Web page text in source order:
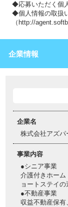
◆応募いただく個
◆個人情報の取扱
（http://
企業情報
企業名
株式会社アズパ
事業内容
●シニア事業
介護付きホー
ョートステイの
●不動産事業
収益不動産保